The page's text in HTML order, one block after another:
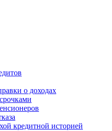
о доходах
кредитной историей